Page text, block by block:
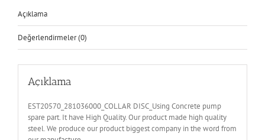
Açıklama
Değerlendirmeler (0)
Açıklama
EST20570_281036000_COLLAR DISC_Using Concrete pump
spare part. It have High Quality. Our product made high quality
steel. We produce our product biggest company in the word from